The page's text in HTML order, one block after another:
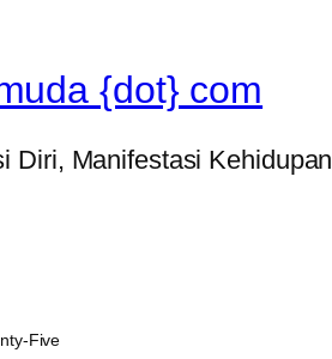
{dot} com
Diri, Manifestasi Kehidupan
Five